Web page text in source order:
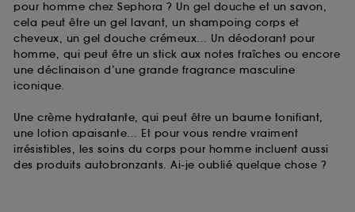
pour homme chez Sephora ? Un gel douche et un savon,
cela peut être un gel lavant, un shampoing corps et
cheveux, un gel douche crémeux… Un déodorant pour
homme, qui peut être un stick aux notes fraîches ou encore
une déclinaison d’une grande fragrance masculine
iconique.
Une crème hydratante, qui peut être un baume tonifiant,
une lotion apaisante… Et pour vous rendre vraiment
irrésistibles, les soins du corps pour homme incluent aussi
des produits autobronzants. Ai-je oublié quelque chose ?
permettant l’affichage et/ou la fourniture de
certaines fonctionnalités du site, tel que les
cookies d’authentification qui sont utilisés afin de
vous faire bénéficier de l’authentification
prolongée vous permettant d’accéder à votre
compte lors de votre prochaine visite sur le site
passe.
A l'exception des cookies techniques, le dépôt et la